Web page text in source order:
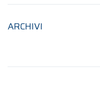
ARCHIVI